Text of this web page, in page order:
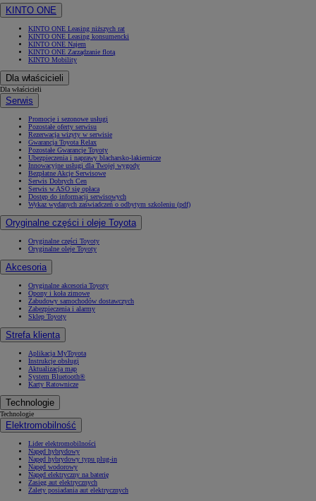
KINTO ONE
KINTO ONE Leasing niższych rat
KINTO ONE Leasing konsumencki
KINTO ONE Najem
KINTO ONE Zarządzanie flotą
KINTO Mobility
Dla właścicieli
Dla właścicieli
Serwis
Promocje i sezonowe usługi
Pozostałe oferty serwisu
Rezerwacja wizyty w serwisie
Gwarancja Toyota Relax
Pozostałe Gwarancje Toyoty
Ubezpieczenia i naprawy blacharsko-lakiernicze
Innowacyjne usługi dla Twojej wygody
Bezpłatne Akcje Serwisowe
Serwis Dobrych Cen
Serwis w ASO się opłaca
Dostęp do informacji serwisowych
Wykaz wydanych zaświadczeń o odbytym szkoleniu (pdf)
Oryginalne części i oleje Toyota
Oryginalne części Toyoty
Oryginalne oleje Toyoty
Akcesoria
Oryginalne akcesoria Toyoty
Opony i koła zimowe
Zabudowy samochodów dostawczych
Zabezpieczenia i alarmy
Sklep Toyoty
Strefa klienta
Aplikacja MyToyota
Instrukcje obsługi
Aktualizacja map
System Bluetooth®
Karty Ratownicze
Technologie
Technologie
Elektromobilność
Lider elektromobilności
Napęd hybrydowy
Napęd hybrydowy typu plug-in
Napęd wodorowy
Napęd elektryczny na baterię
Zasięg aut elektrycznych
Zalety posiadania aut elektrycznych